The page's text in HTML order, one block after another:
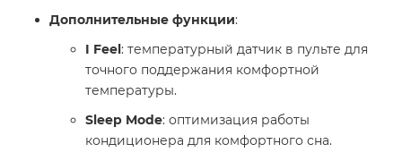
Дополнительные функции:
I Feel: температурный датчик в пульте для
точного поддержания комфортной
температуры.
Sleep Mode: оптимизация работы
кондиционера для комфортного сна.